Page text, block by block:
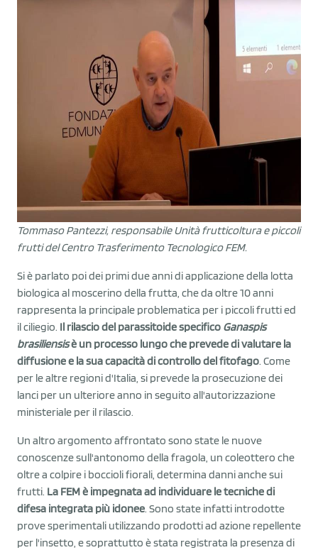
Tommaso Pantezzi, responsabile Unità frutticoltura e piccoli
frutti del Centro Trasferimento Tecnologico FEM.
Si è parlato poi dei primi due anni di applicazione della lotta
biologica al moscerino della frutta, che da oltre 10 anni
rappresenta la principale problematica per i piccoli frutti ed
il ciliegio. Il rilascio del parassitoide specifico Ganaspis
brasiliensisè un processo lungo che prevede di valutare la
diffusione e la sua capacità di controllo del fitofago. Come
per le altre regioni d'Italia, si prevede la prosecuzione dei
lanci per un ulteriore anno in seguito all'autorizzazione
ministeriale per il rilascio.
Un altro argomento affrontato sono state le nuove
conoscenze sull'antonomo della fragola, un coleottero che
oltre a colpire i boccioli fiorali, determina danni anche sui
frutti. La FEM è impegnata ad individuare le tecniche di
difesa integrata più idonee. Sono state infatti introdotte
prove sperimentali utilizzando prodotti ad azione repellente
per l'insetto, e soprattutto è stata registrata la presenza di